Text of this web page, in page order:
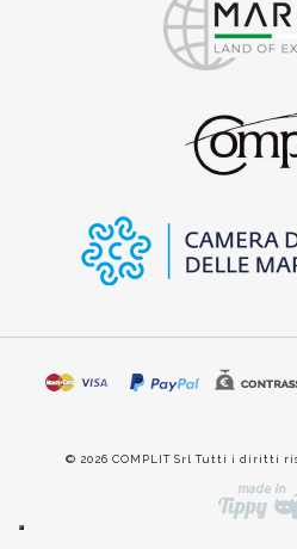
© 2026 COMPLIT Srl Tutti i diritti